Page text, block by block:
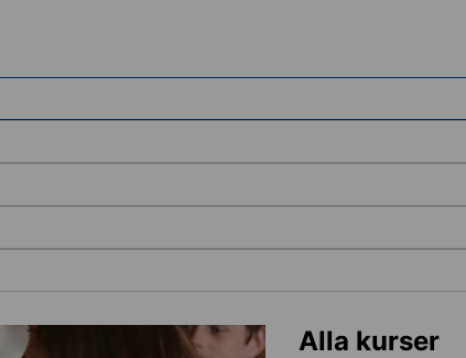
Alla kurser